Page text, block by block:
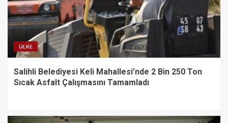
ÜLKE
Salihli Belediyesi Keli Mahallesi’nde 2 Bin 250 Ton
Sıcak Asfalt Çalışmasını Tamamladı